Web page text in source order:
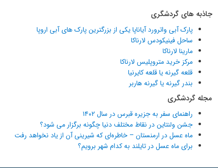
جاذبه های گردشگری
پارک آبی واترورد آیاناپا یکی از بزرگترین پارک های آبی اروپا
ساحل فینیکودس لارناکا
مارینا لارناکا
مرکز خرید متروپلیس لارناکا
قلعه گیرنه یا قلعه کایرنیا
بندر گیرنه یا گیرنه هاربر
مجله گردشگری
راهنمای سفر به جزیره قبرس در سال ۱۴۰۲
جشن ولنتاین در نقاط مختلف دنیا چگونه برگزار می شود؟
ماه عسل در ارمنستان – خاطره‌ای که شیرینی آن از یاد نخواهد رفت
برای ماه عسل در تایلند به کدام شهر برویم؟